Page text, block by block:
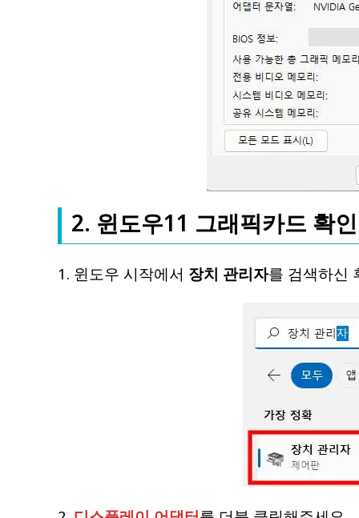
2. 윈도우11 그래픽카드 확
1. 윈도우 시작에서 장치 관리자를 검색하신